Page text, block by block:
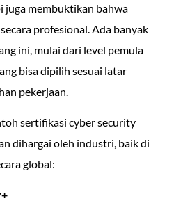
juga membuktikan bahwa
profesional. Ada banyak
ini, mulai dari level pemula
bisa dipilih sesuai latar
pekerjaan.
sertifikasi cyber security
dihargai oleh industri, baik di
global: